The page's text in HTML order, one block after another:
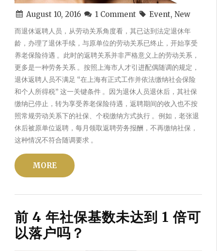
August 10, 2016 1 Comment Event, New
而退休返聘人员，从劳动关系角度看，其已达到法定退休年
龄，办理了退休手续，与原单位的劳动关系已终止，开始享受
养老保险待遇 。此时的返聘关系并非严格意义上的劳动关系，
更多是一种劳务关系 。按照上海市人才引进配偶随调的规定，
退休返聘人员不满足 “在上海有正式工作并依法缴纳社会保险
和个人所得税” 这一关键条件 。因为退休人员退休后，其社保
缴纳已停止，转为享受养老保险待遇，返聘期间的收入也不按
照常规劳动关系下的社保、个税缴纳方式执行 。例如，老张退
休后被原单位返聘，每月领取返聘劳务报酬，不再缴纳社保，
这种情况不符合随调要求 。
MORE
前 4 年社保基数未达到 1 倍可
以落户吗？